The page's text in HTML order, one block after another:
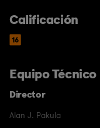
Calificación
Equipo Técnico
Director
Alan J. Pakula